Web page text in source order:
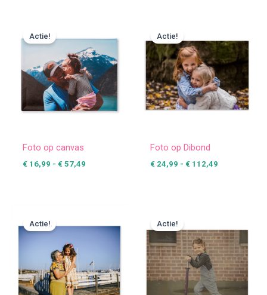
Actie!
Foto op canvas
€16,99 - €57,49
tot
€ 57,49
Actie!
Foto op Dibond
€24,99 - €112,49
tot
€ 112,49
Actie!
tot
Actie!
tot
€ 87,49